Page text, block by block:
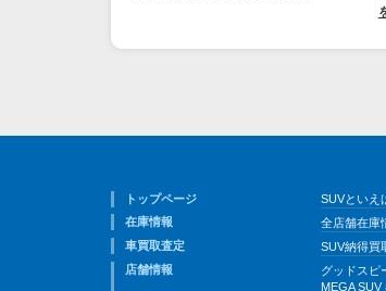
トップページ
SUVといえ
在庫情報
全店舗在庫
車買取査定
SUV納得買
店舗情報
グッドスピ
MEGA SUV